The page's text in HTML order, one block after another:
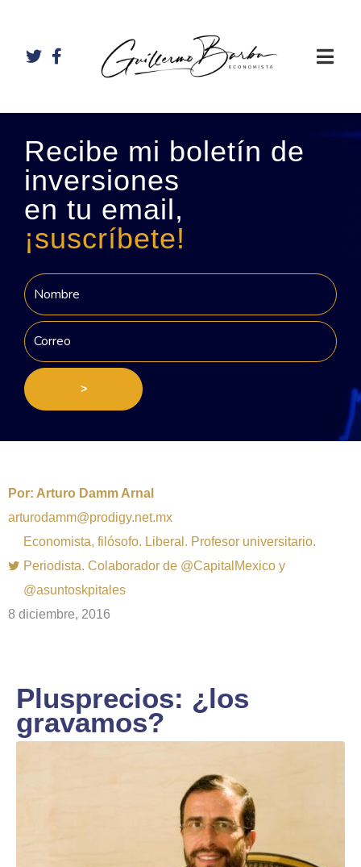
Recibe mi boletín de
inversiones
en tu email,
¡suscríbete!
>
Por: Arturo Damm Arnal
arturodamm@prodigy.net.mx
Economista, filósofo. Liberal. Profesor universitario.
Periodista. Colaborador de @CapitalMexico y
@asuntoskpitales
8 diciembre, 2016
Plusprecios: ¿los
gravamos?